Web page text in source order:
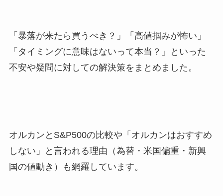
「暴落が来たら買うべき？」「高値掴みが怖い」
「タイミングに意味はないって本当？」といった
不安や疑問に対しての解決策をまとめました。
オルカンとS&P500の比較や「オルカンはおすすめ
しない」と言われる理由（為替・米国偏重・新興
国の値動き）も網羅しています。